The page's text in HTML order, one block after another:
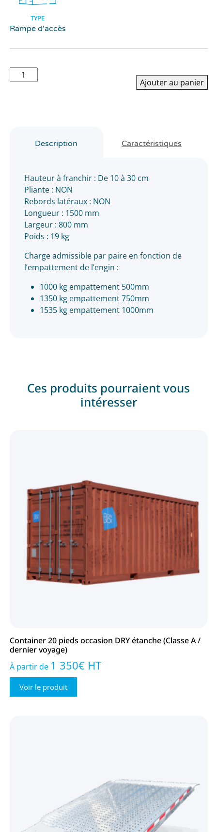
TYPE
Rampe d'accès
quantité
de
Ajouter au panier
Description Caractéristiques
Hauteur à franchir : De 10 à 30 cm
Pliante : NON
Rebords latéraux : NON
Longueur : 1500 mm
Largeur : 800 mm
Poids : 19 kg
Charge admissible par paire en fonction de
l’empattement de l’engin :
1000 kg empattement 500mm
1350 kg empattement 750mm
1535 kg empattement 1000mm
Ces produits pourraient vous
intéresser
Container 20 pieds occasion DRY étanche (Classe A /
dernier voyage)
À partir de 1 350€ HT
Voir le produit